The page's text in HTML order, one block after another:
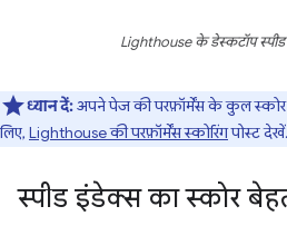
Lighthouse के डेस्कटॉप
ध्यान दें:अपने पेज की परफ़ॉर्मेंस के कुल स्कोर
लिए, Lighthouse की परफ़ॉर्मेंस स्कोरिंगपोस्ट देखें.
स्पीड इंडेक्स का स्कोर